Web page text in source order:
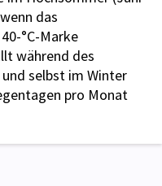
das
°C-Marke
während des
selbst im Winter
pro Monat